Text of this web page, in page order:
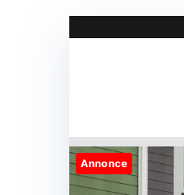
Annonce